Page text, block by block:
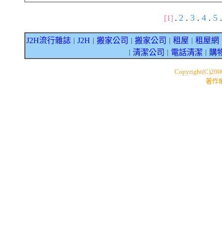
[1] . 2 . 3 . 4 . 5 .
J2H流行雜誌 J2H 搬家公司 搬家公司 租屋 租屋網
清潔公司 電話清潔 購
著作